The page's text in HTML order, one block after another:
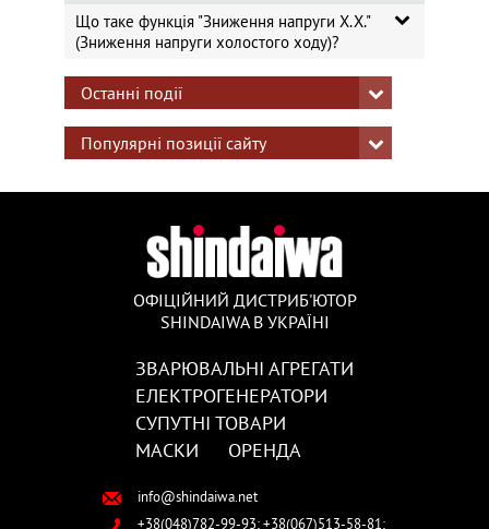
Що таке функція "Зниження напруги Х.Х."
(Зниження напруги холостого ходу)?
Останні події
Популярні позиції сайту
ОФІЦІЙНИЙ ДИСТРИБ'ЮТОР
SHINDAIWA В УКРАЇНІ
ЗВАРЮВАЛЬНІ АГРЕГАТИ
ЕЛЕКТРОГЕНЕРАТОРИ
СУПУТНІ ТОВАРИ
ОРЕНДА
МАСКИ
info@shindaiwa.net
+38(048)782-99-93; +38(067)513-58-81;